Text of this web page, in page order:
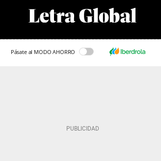
Pásate al MODO AHORRO